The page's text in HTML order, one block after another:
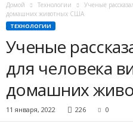
Домой Технологии
Ученые
домашних животных США
ТЕХНОЛОГИИ
Ученые
для человека
домашних
11 января, 2022 226 0